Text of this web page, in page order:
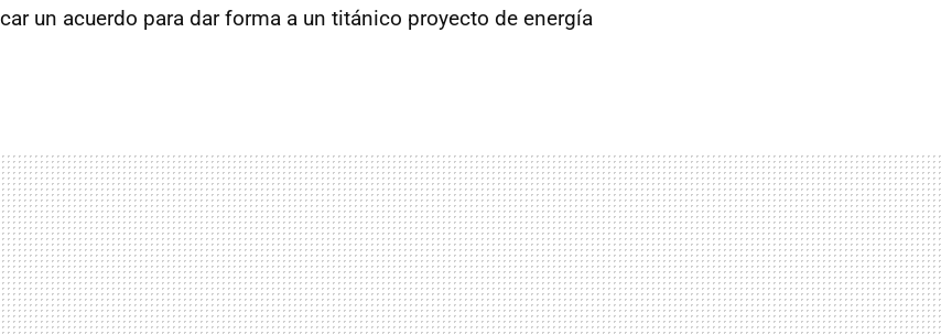
un acuerdo para dar forma a un titánico proyecto de energía